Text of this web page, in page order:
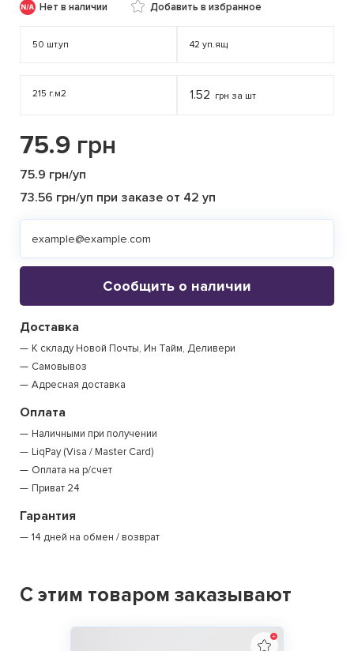
Нет в наличии Добавить в избранное
50 шт.уп 42 уп.ящ
215 г.м2 1.52 грн за шт
75.9 грн
75.9 грн/уп
73.56 грн/уп при заказе от 42 уп
Сообщить о наличии
Доставка
К складу Новой Почты, Ин Тайм, Деливери
Самовывоз
Адресная доставка
Оплата
Наличными при получении
LiqPay (Visa / Master Card)
Оплата на р/счет
Приват 24
Гарантия
14 дней на обмен / возврат
С этим товаром заказывают